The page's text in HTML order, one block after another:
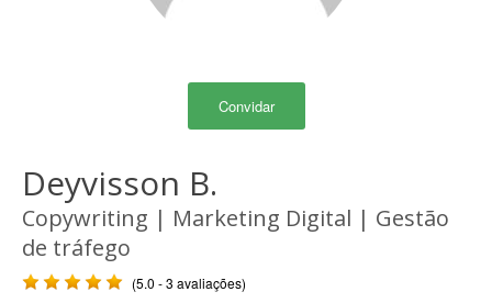
Convidar
Deyvisson B.
Copywriting | Marketing Digital | Gestão
de tráfego
(5.0 - 3 avaliações)